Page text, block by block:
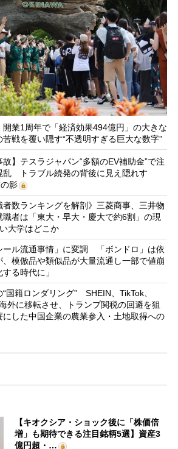
開業1周年で「経済効果494億円」の大きな
戦を覆い隠す“不透明すぎる巨大な数字”
故】テスラジャパン“多額のEV補助金”で注
乱 トラブル続発の背後に見え隠れす
影
者数ランキングを解剖》三菱商事、三井物
者は「東大・早大・慶大で約6割」の現
大学はどこか
ール流通事情」に変調 「ボンドロ」は依
模倣品や類似品が大量流通し一部で値崩
る時代に」
国籍ロンダリング” SHEIN、TikTok、
外に移転させ、トランプ関税の回避を狙
した中国企業の農業参入・土地取得への
【キオクシア・ショック後に「株価倍
増」も期待できる注目銘柄5選】資産3
億円超・…